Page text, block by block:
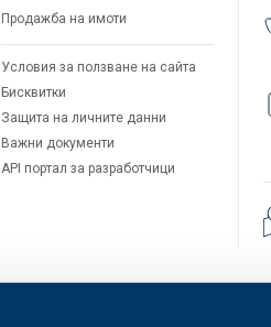
Продажба на имоти
Условия за ползване на сайта
Бисквитки
Защита на личните данни
Важни документи
API портал за разработчици